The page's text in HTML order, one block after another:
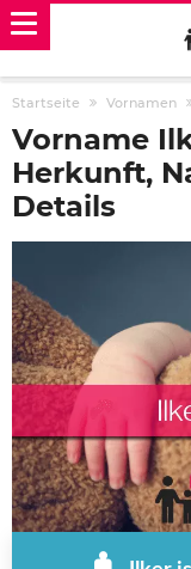
Startseite Vornamen
Vorname
Herkunft,
Details